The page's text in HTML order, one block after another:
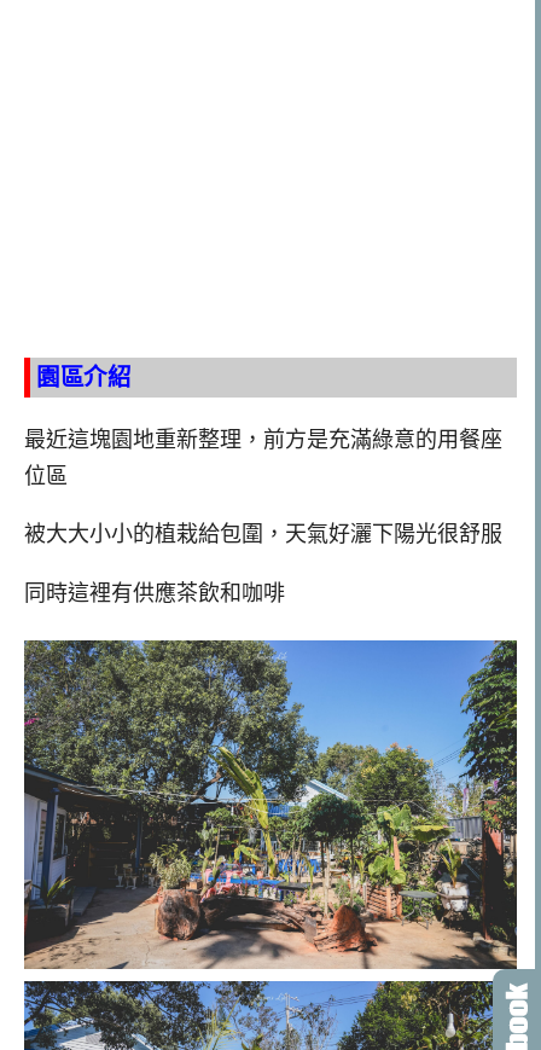
園區介紹
最近這塊園地重新整理，前方是充滿綠意的用餐座
位區
被大大小小的植栽給包圍，天氣好灑下陽光很舒服
同時這裡有供應茶飲和咖啡